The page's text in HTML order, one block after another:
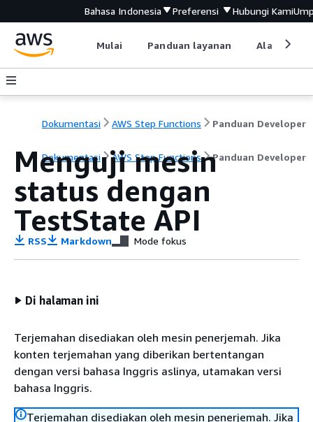
Bahasa Indonesia Preferensi Hubungi Kami
Mulai Panduan layanan Alat
Dokumentasi AWS Step Functions Panduan Developer
Dokumentasi AWS Step Functions Panduan Developer
Menguji mesin
status dengan
TestState API
RSS Markdown Mode fokus
Di halaman ini
Terjemahan disediakan oleh mesin penerjemah. Jika
konten terjemahan yang diberikan bertentangan
dengan versi bahasa Inggris aslinya, utamakan versi
bahasa Inggris.
Terjemahan disediakan oleh mesin penerjemah. Jika